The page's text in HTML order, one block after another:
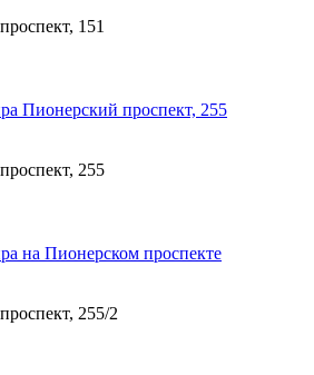
151
Пионерский проспект, 255
255
на Пионерском проспекте
255/2